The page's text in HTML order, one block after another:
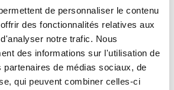
de personnaliser le contenu
des fonctionnalités relatives aux
notre trafic. Nous
des informations sur l'utilisation de
partenaires de médias sociaux, de
qui peuvent combiner celles-ci
1 590 000 €